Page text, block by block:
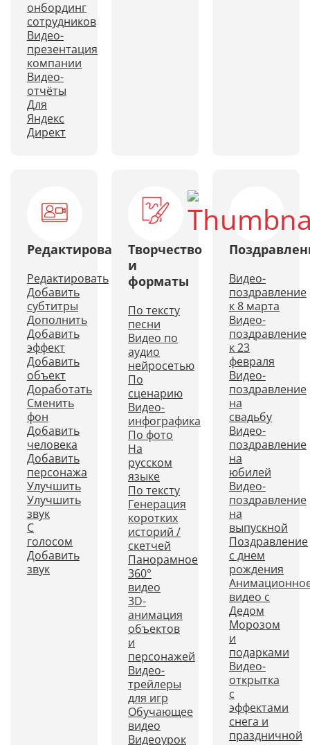
онбординг
сотрудников
Видео-
презентация
компании
Видео-
отчёты
Для
Яндекс
Директ
Редактирование
Редактировать
Добавить
субтитры
Дополнить
Добавить
эффект
Добавить
объект
Доработать
Сменить
фон
Добавить
человека
Добавить
персонажа
Улучшить
Улучшить
звук
С
голосом
Добавить
звук
Творчество
и
форматы
По тексту
песни
Видео по
аудио
нейросетью
По
сценарию
Видео-
инфографика
По фото
На
русском
языке
По тексту
Генерация
коротких
историй /
скетчей
Панорамное
360°
видео
3D-
анимация
объектов
и
персонажей
Видео-
трейлеры
для игр
Обучающее
видео
Видеоурок
Видео-
поздравление
к 8 марта
Видео-
поздравление
к 23
февраля
Видео-
поздравление
на
свадьбу
Видео-
поздравление
на
юбилей
Видео-
поздравление
на
выпускной
Поздравление
с днем
рождения
видео с
Дедом
Морозом
и
подарками
Видео-
открытка
с
эффектами
снега и
праздничной